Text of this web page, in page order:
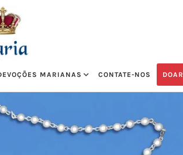
MARIANAS CONTATE-NOS DOAR